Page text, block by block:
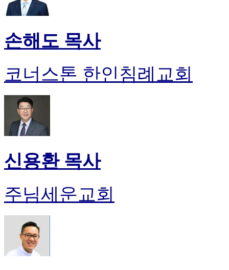
손해도 목사
코너스톤 한인침례교회
신용환 목사
주님세운교회